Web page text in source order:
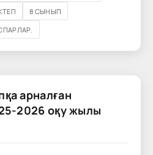
8 СЫНЫП
арналған
2026 оқу жылы